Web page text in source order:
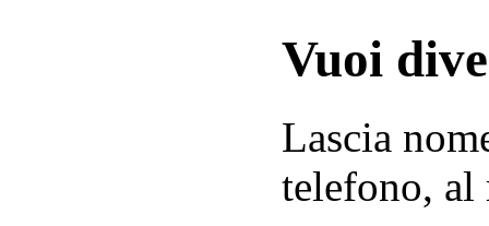
Vuoi
Lascia
telefono, al